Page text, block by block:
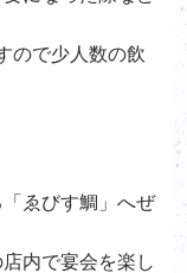
ので少人数の飲
ゑびす鯛」へぜ
内で宴会を楽し